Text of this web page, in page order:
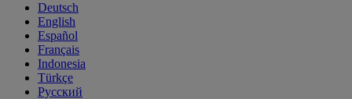
Deutsch
English
Español
Français
Indonesia
Türkçe
Русский